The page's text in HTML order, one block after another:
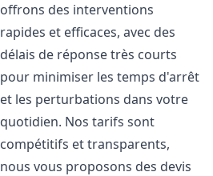
offrons des interventions
rapides et efficaces, avec des
délais de réponse très courts
pour minimiser les temps d'arrêt
et les perturbations dans votre
quotidien. Nos tarifs sont
compétitifs et transparents,
nous vous proposons des devis